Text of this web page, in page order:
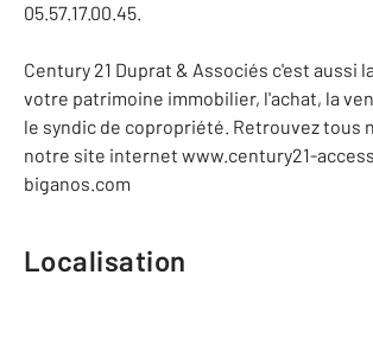
05.57.17.00.45.
Century 21 Duprat & Associés c'est aussi
votre patrimoine immobilier, l'achat, la
le syndic de copropriété. Retrouvez tous
notre site internet www.century21-
biganos.com
Localisation